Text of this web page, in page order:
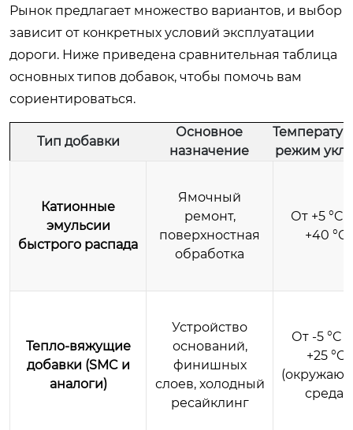
Рынок предлагает множество вариантов, и выбор
зависит от конкретных условий эксплуатации
дороги. Ниже приведена сравнительная таблица
основных типов добавок, чтобы помочь вам
сориентироваться.
Тип добавки
Основное
назначение
режим
Катионные
эмульсии
быстрого распада
Ямочный
ремонт,
поверхностная
обработка
От +5 °C
+40 °C
Тепло-вяжущие
добавки (SMC и
аналоги)
Устройство
оснований,
финишных
слоев, холодный
ресайклинг
От -5 °C
+25 °C
среда)